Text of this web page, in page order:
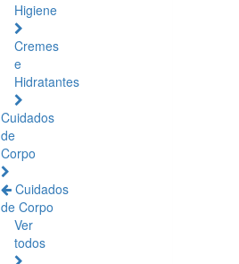
Higiene
Cremes
e
Hidratantes
Cuidados
de
Corpo
Cuidados
de Corpo
Ver
todos